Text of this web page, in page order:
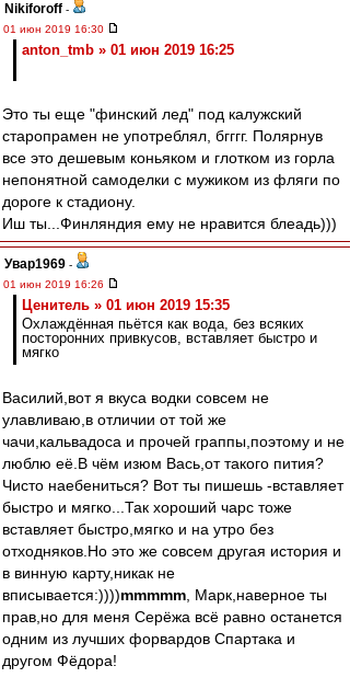
Nikiforoff -
01 июн 2019 16:30
anton_tmb » 01 июн 2019 16:25
Это ты еще "финский лед" под калужский
старопрамен не употреблял, бгггг. Полярнув
все это дешевым коньяком и глотком из горла
непонятной самоделки с мужиком из фляги по
дороге к стадиону.
Иш ты...Финляндия ему не нравится блеадь)))
Увар1969 -
01 июн 2019 16:26
Ценитель » 01 июн 2019 15:35
Охлаждённая пьётся как вода, без всяких
посторонних привкусов, вставляет быстро и
мягко
Василий,вот я вкуса водки совсем не
улавливаю,в отличии от той же
чачи,кальвадоса и прочей граппы,поэтому и не
люблю её.В чём изюм Вась,от такого пития?
Чисто наебениться? Вот ты пишешь -вставляет
быстро и мягко...Так хороший чарс тоже
вставляет быстро,мягко и на утро без
отходняков.Но это же совсем другая история и
в винную карту,никак не
вписывается:))))mmmmm , Марк,наверное ты
прав,но для меня Серёжа всё равно останется
одним из лучших форвардов Спартака и
другом Фёдора!